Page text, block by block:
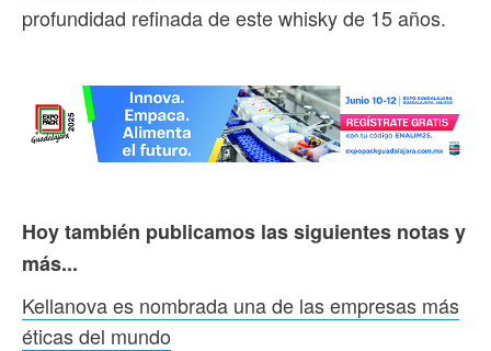
profundidad refinada de este whisky de 15 años.
Hoy también publicamos las siguientes notas y
más...
Kellanova es nombrada una de las empresas más
éticas del mundo